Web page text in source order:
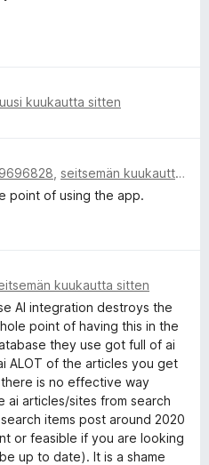
kuukautta sitten
seitsemän kuukautta sitten
point of using the app.
kuukautta sitten
AI integration destroys the
point of having this in the
they use got full of ai
ALOT of the articles you get
is no effective way
articles/sites from search
items post around 2020
or feasible if you are looking
up to date). It is a shame